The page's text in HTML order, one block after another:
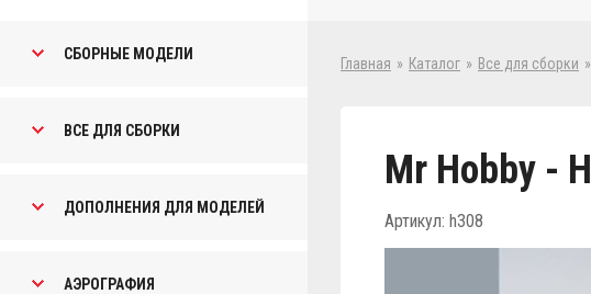
СБОРНЫЕ МОДЕЛИ
ВСЕ ДЛЯ СБОРКИ
ДОПОЛНЕНИЯ ДЛЯ МОДЕЛЕЙ
АЭРОГРАФИЯ
Главная » Каталог » Все для сборки »
Mr Hobby -
Артикул: h308